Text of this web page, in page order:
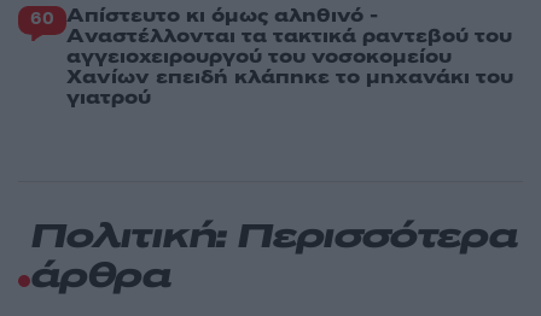
60 Απίστευτο κι όμως αληθινό -
Aναστέλλονται τα τακτικά ραντεβού του
αγγειοχειρουργού του νοσοκομείου
Χανίων επειδή κλάπηκε το μηχανάκι του
γιατρού
Πολιτική: Περισσότερα
άρθρα